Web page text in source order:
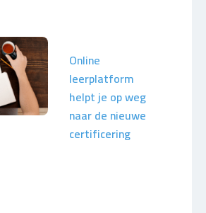
Online
leerplatform
helpt je op weg
naar de nieuwe
certificering